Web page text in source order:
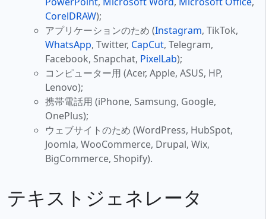
CorelDRAW);
アプリケーションのため (Instagram, TikTok,
WhatsApp, Twitter, CapCut, Telegram,
Facebook, Snapchat, PixelLab);
コンピューター用 (Acer, Apple, ASUS, HP,
Lenovo);
携帯電話用 (iPhone, Samsung, Google,
OnePlus);
ウェブサイトのため (WordPress, HubSpot,
Joomla, WooCommerce, Drupal, Wix,
BigCommerce, Shopify).
テキストジェネレータ